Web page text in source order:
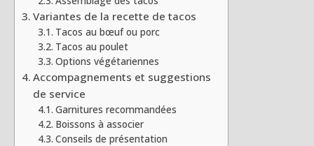
Variantes de la recette de tacos
Tacos au bœuf ou porc
Tacos au poulet
Options végétariennes
Accompagnements et suggestions
de service
Garnitures recommandées
Boissons à associer
Conseils de présentation